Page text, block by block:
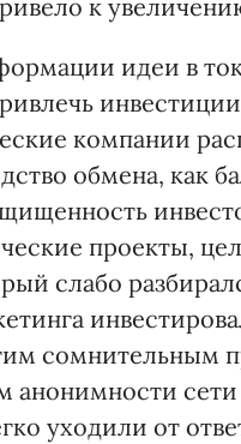
к
идеи в
компании
обмена, как
проекты,
слабо
сомнительным
анонимности
уходили от